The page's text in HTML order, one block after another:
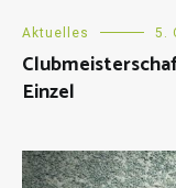
Aktuelles 5.
Einzel